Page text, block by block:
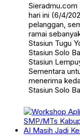
Sieradmu.com
hari ini (6/4/
pelanggan,
ramai
Stasiun Tugu
Stasiun Solo
Stasiun
Sementara
menerima
Stasiun Solo